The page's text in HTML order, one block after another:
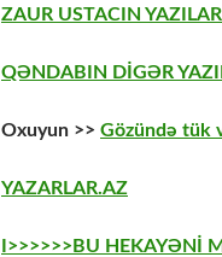
ZAUR USTACIN YAZILARI
QƏNDABIN DİGƏR
Oxuyun >> Gözündə tük
YAZARLAR.AZ
I>>>>>>BU HEKAYƏNİ